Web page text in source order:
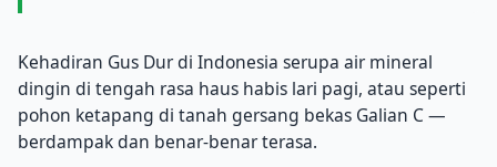
Kehadiran Gus Dur di Indonesia serupa air mineral
dingin di tengah rasa haus habis lari pagi, atau seperti
pohon ketapang di tanah gersang bekas Galian C —
berdampak dan benar-benar terasa.